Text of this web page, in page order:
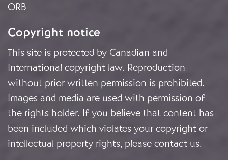
ORB
Copyright notice
This site is protected by Canadian and
International copyright law. Reproduction
without prior written permission is prohibited.
Images and media are used with permission of
the rights holder. If you believe that content has
been included which violates your copyright or
intellectual property rights, please contact us.